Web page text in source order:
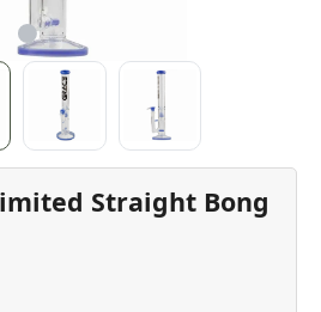
Straight Bong